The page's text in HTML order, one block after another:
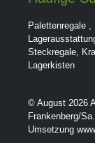
Palettenregale ,
Steckregale,
Lagerkisten
© August 2026
Frankenberg/
Umsetzung